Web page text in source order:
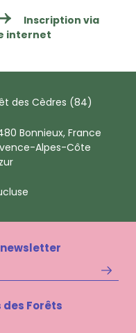
Inscription via
internet
des Cèdres (84)
Bonnieux, France
Alpes-Côte
Forêts